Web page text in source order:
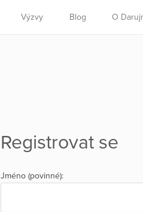
Výzvy Blog O
Registrovat se
Jméno (povinné):